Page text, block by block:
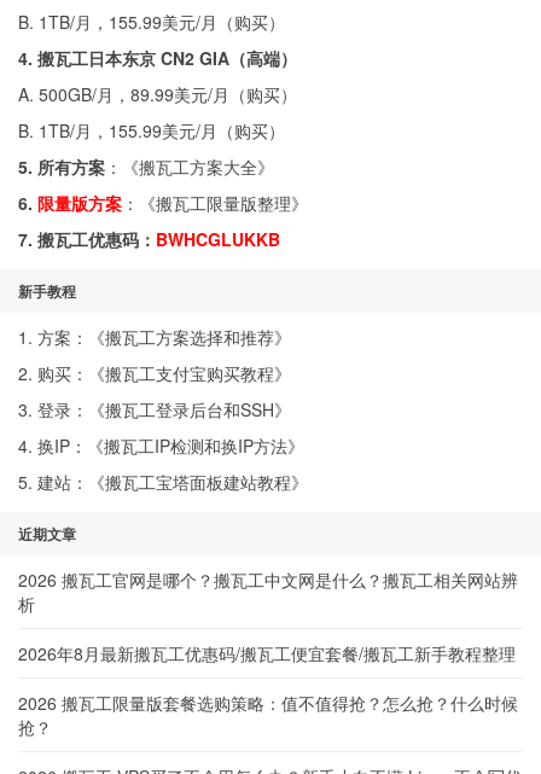
B. 1TB/月，155.99美元/月（购买）
4. 搬瓦工日本东京 CN2 GIA（高端）
A. 500GB/月，89.99美元/月（购买）
B. 1TB/月，155.99美元/月（购买）
5. 所有方案 ：《搬瓦工方案大全》
6. 限量版方案 ：《搬瓦工限量版整理》
7. 搬瓦工优惠码： BWHCGLUKKB
新手教程
1. 方案：《搬瓦工方案选择和推荐》
2. 购买：《搬瓦工支付宝购买教程》
3. 登录：《搬瓦工登录后台和SSH》
4. 换IP：《搬瓦工IP检测和换IP方法》
5. 建站：《搬瓦工宝塔面板建站教程》
近期文章
2026 搬瓦工官网是哪个？搬瓦工中文网是什么？搬瓦工相关网站辨
析
2026年8月最新搬瓦工优惠码/搬瓦工便宜套餐/搬瓦工新手教程整理
2026 搬瓦工限量版套餐选购策略：值不值得抢？怎么抢？什么时候
抢？